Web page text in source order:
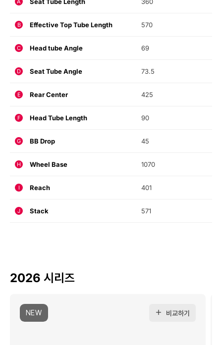
B Effective Top Tube Length 570
C Head tube Angle 69
D Seat Tube Angle 73.5
E Rear Center 425
F Head Tube Length 90
G BB Drop 45
H Wheel Base 1070
I Reach 401
J Stack 571
2026 시리즈
NEW 비교하기